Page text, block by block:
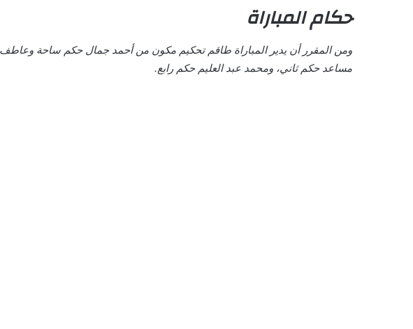
حكام المباراة
ومن المقرر أن يدير المباراة طاقم تحكيم مكون من أحمد جمال حكم ساحة
مساعد حكم ثاني، ومحمد عبد العليم حكم رابع.